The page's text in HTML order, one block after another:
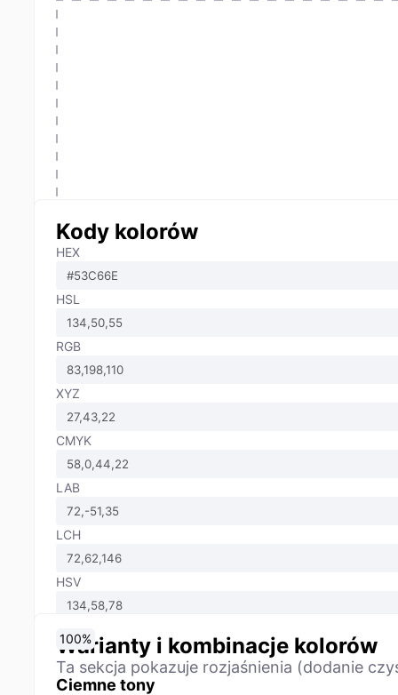
Kody kolorów
HEX
HSL
RGB
XYZ
CMYK
LAB
LCH
HSV
Warianty i kombinacje kolorów
Ta sekcja pokazuje rozjaśnienia (dodanie
Ciemne tony
0%
10%
20%
30%
40%
50%
60%
70%
80%
90%
100%